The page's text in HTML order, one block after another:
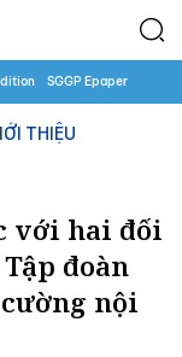
SGGP Epaper
THIỆU
với hai đối
đoàn
nội